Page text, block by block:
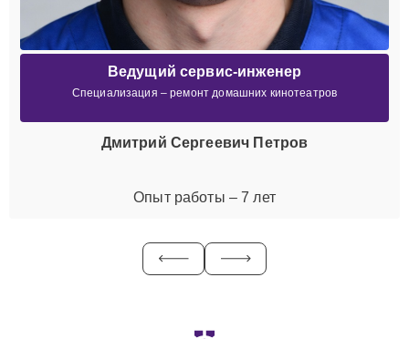
Ведущий сервис-инженер
Специализация – ремонт домашних кинотеатров
Дмитрий Сергеевич Петров
Опыт работы – 7 лет